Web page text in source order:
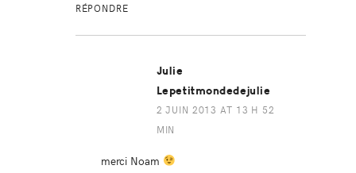
RÉPONDRE
Julie
Lepetitmondedejulie
2 JUIN 2013 AT 13 H 52
MIN
merci Noam